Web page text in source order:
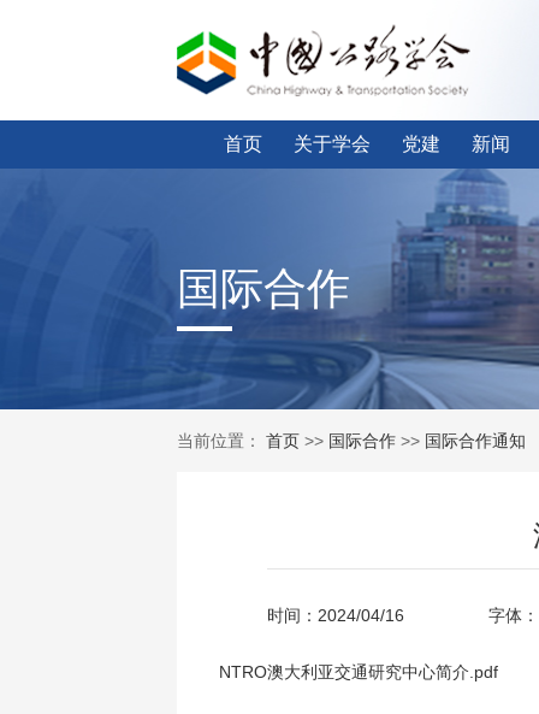
首页 关于学会 党建 新闻
国际合作
当前位置： 首页>> 国际合作>> 国际合作通知
时间：2024/04/16 字体
NTRO澳大利亚交通研究中心简介.pdf